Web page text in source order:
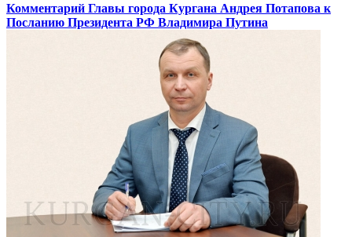
Комментарий Главы города Кургана Андрея Потапова к
Посланию Президента РФ Владимира Путина